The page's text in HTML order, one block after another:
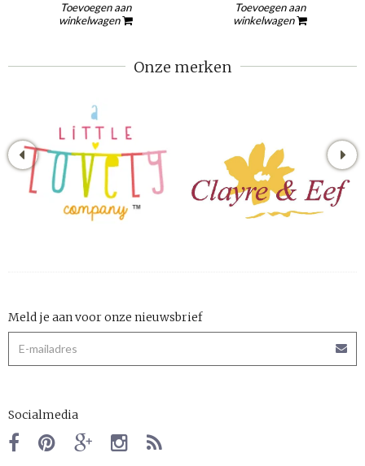
Toevoegen aan
winkelwagen
Toevoegen aan
winkelwagen
Onze merken
Meld je aan voor onze nieuwsbrief
Socialmedia